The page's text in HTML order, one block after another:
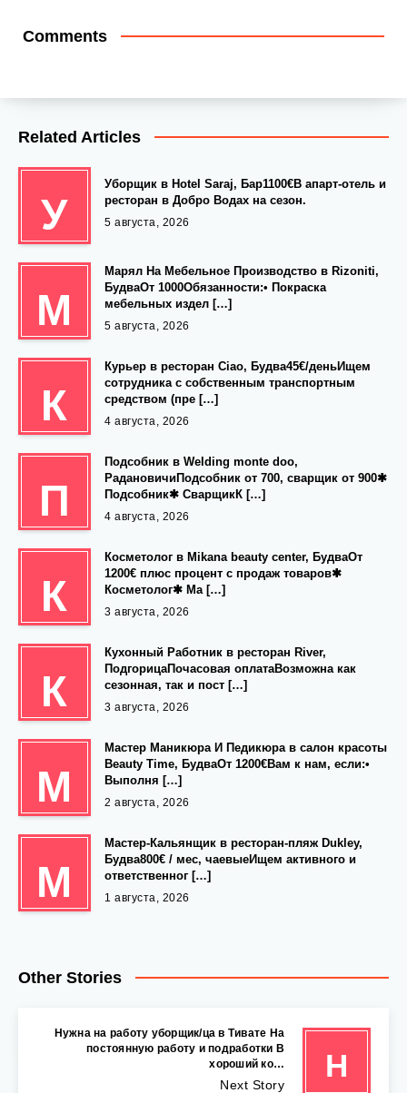
Comments
Related Articles
У
Уборщик в Hotel Saraj, Бар1100€В апарт-отель и
ресторан в Добро Водах на сезон.
5 августа, 2026
М
Марял На Мебельное Производство в Rizoniti,
БудваОт 1000Обязанности:• Покраска
мебельных издел […]
5 августа, 2026
К
Курьер в ресторан Ciao, Будва45€/деньИщем
сотрудника с собственным транспортным
средством (пре […]
4 августа, 2026
П
Подсобник в Welding monte doo,
РадановичиПодсобник от 700, сварщик от 900✱
Подсобник✱ СварщикК […]
4 августа, 2026
К
Косметолог в Mikana beauty center, БудваОт
1200€ плюс процент с продаж товаров✱
Косметолог✱ Ма […]
3 августа, 2026
К
Кухонный Работник в ресторан River,
ПодгорицаПочасовая оплатаВозможна как
сезонная, так и пост […]
3 августа, 2026
М
Мастер Маникюра И Педикюра в салон красоты
Beauty Time, БудваОт 1200€Вам к нам, если:•
Выполня […]
2 августа, 2026
М
Мастер-Кальянщик в ресторан-пляж Dukley,
Будва800€ / мес, чаевыеИщем активного и
ответственног […]
1 августа, 2026
Other Stories
Н
Нужна на работу уборщик/ца в Тивате На
постоянную работу и подработки В
хороший ко…
Next Story